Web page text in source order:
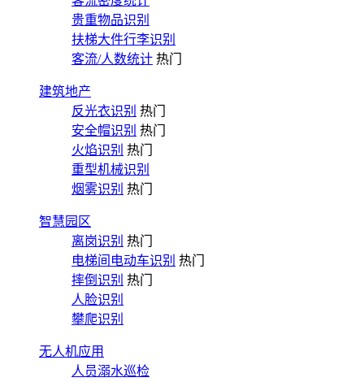
贵重物品识别
扶梯大件行李识别
客流/人数统计 热门
建筑地产
反光衣识别 热门
安全帽识别 热门
火焰识别 热门
重型机械识别
烟雾识别 热门
智慧园区
离岗识别 热门
电梯间电动车识别 热门
摔倒识别 热门
人脸识别
攀爬识别
无人机应用
人员溺水巡检